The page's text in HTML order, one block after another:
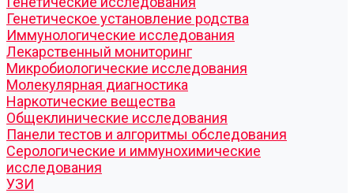
Генетическое установление родства
Иммунологические исследования
Лекарственный мониторинг
Микробиологические исследования
Молекулярная диагностика
Наркотические вещества
Общеклинические исследования
Панели тестов и алгоритмы обследования
Серологические и иммунохимические
исследования
УЗИ